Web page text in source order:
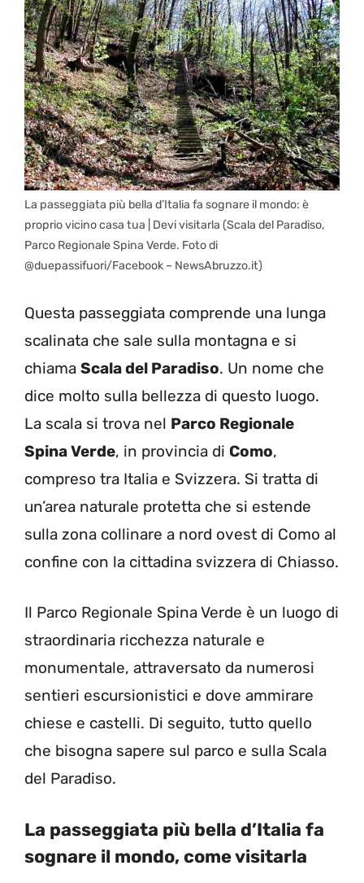
La passeggiata più bella d’Italia fa sognare il mondo: è
proprio vicino casa tua | Devi visitarla (Scala del Paradiso,
Parco Regionale Spina Verde. Foto di
@duepassifuori/Facebook – NewsAbruzzo.it)
Questa passeggiata comprende una lunga
scalinata che sale sulla montagna e si
chiama Scala del Paradiso. Un nome che
dice molto sulla bellezza di questo luogo.
La scala si trova nel Parco Regionale
Spina Verde, in provincia di Como,
compreso tra Italia e Svizzera. Si tratta di
un’area naturale protetta che si estende
sulla zona collinare a nord ovest di Como al
confine con la cittadina svizzera di Chiasso.
Il Parco Regionale Spina Verde è un luogo di
straordinaria ricchezza naturale e
monumentale, attraversato da numerosi
sentieri escursionistici e dove ammirare
chiese e castelli. Di seguito, tutto quello
che bisogna sapere sul parco e sulla Scala
del Paradiso.
La passeggiata più bella d’Italia fa
sognare il mondo, come visitarla